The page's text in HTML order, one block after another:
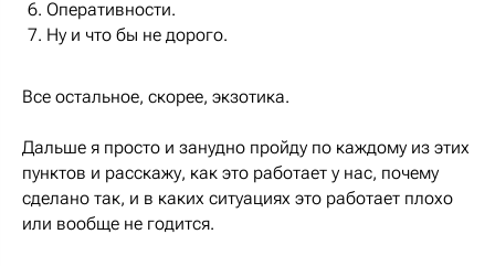
Оперативности.
Ну и что бы не дорого.
Все остальное, скорее, экзотика.
Дальше я просто и занудно пройду по каждому из этих
пунктов и расскажу, как это работает у нас, почему
сделано так, и в каких ситуациях это работает плохо
или вообще не годится.